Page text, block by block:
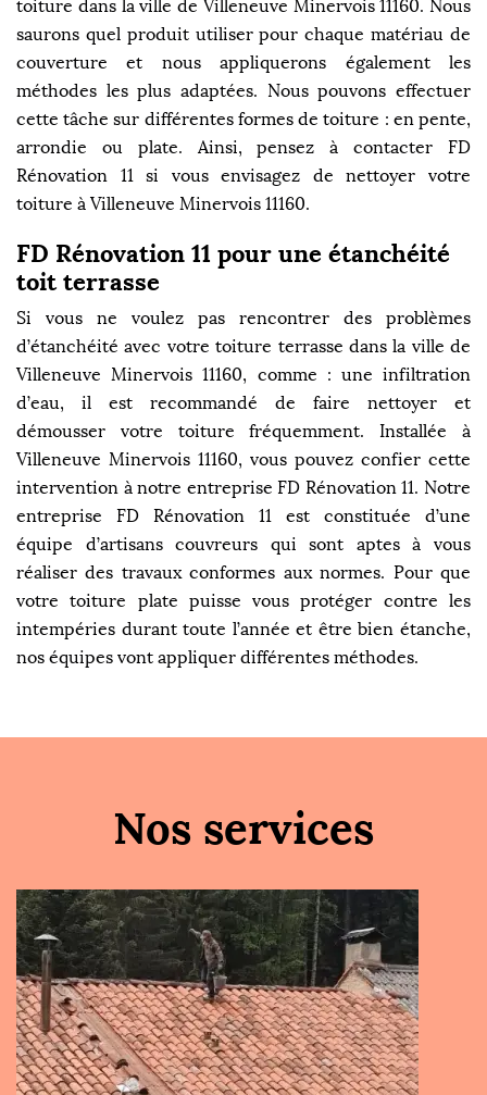
toiture dans la ville de Villeneuve Minervois 11160. Nous
saurons quel produit utiliser pour chaque matériau de
couverture et nous appliquerons également les
méthodes les plus adaptées. Nous pouvons effectuer
cette tâche sur différentes formes de toiture : en pente,
arrondie ou plate. Ainsi, pensez à contacter FD
Rénovation 11 si vous envisagez de nettoyer votre
toiture à Villeneuve Minervois 11160.
FD Rénovation 11 pour une étanchéité
toit terrasse
Si vous ne voulez pas rencontrer des problèmes
d’étanchéité avec votre toiture terrasse dans la ville de
Villeneuve Minervois 11160, comme : une infiltration
d’eau, il est recommandé de faire nettoyer et
démousser votre toiture fréquemment. Installée à
Villeneuve Minervois 11160, vous pouvez confier cette
intervention à notre entreprise FD Rénovation 11. Notre
entreprise FD Rénovation 11 est constituée d’une
équipe d’artisans couvreurs qui sont aptes à vous
réaliser des travaux conformes aux normes. Pour que
votre toiture plate puisse vous protéger contre les
intempéries durant toute l’année et être bien étanche,
nos équipes vont appliquer différentes méthodes.
Nos services